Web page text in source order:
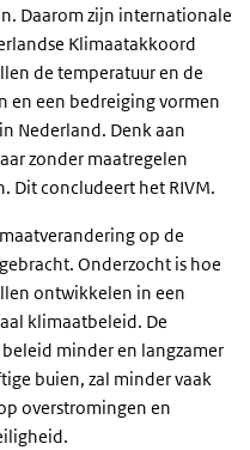
Daarom zijn internationale
Klimaatakkoord
de temperatuur en de
en een bedreiging vormen
Nederland. Denk aan
zonder maatregelen
Dit concludeert het RIVM.
op de
Onderzocht is hoe
ontwikkelen in een
klimaatbeleid. De
minder en langzamer
buien, zal minder vaak
overstromingen en